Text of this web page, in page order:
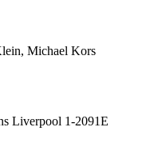
Michael Kors
Liverpool 1-2091E